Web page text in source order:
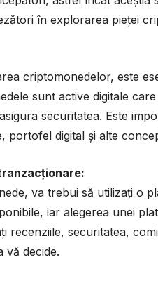
în explorarea pieței
criptomonedelor, este
sunt active digitale
securitatea. Este
digital și alte
va trebui să utilizați o
iar alegerea unei
recenziile, securitatea,
vă decide.